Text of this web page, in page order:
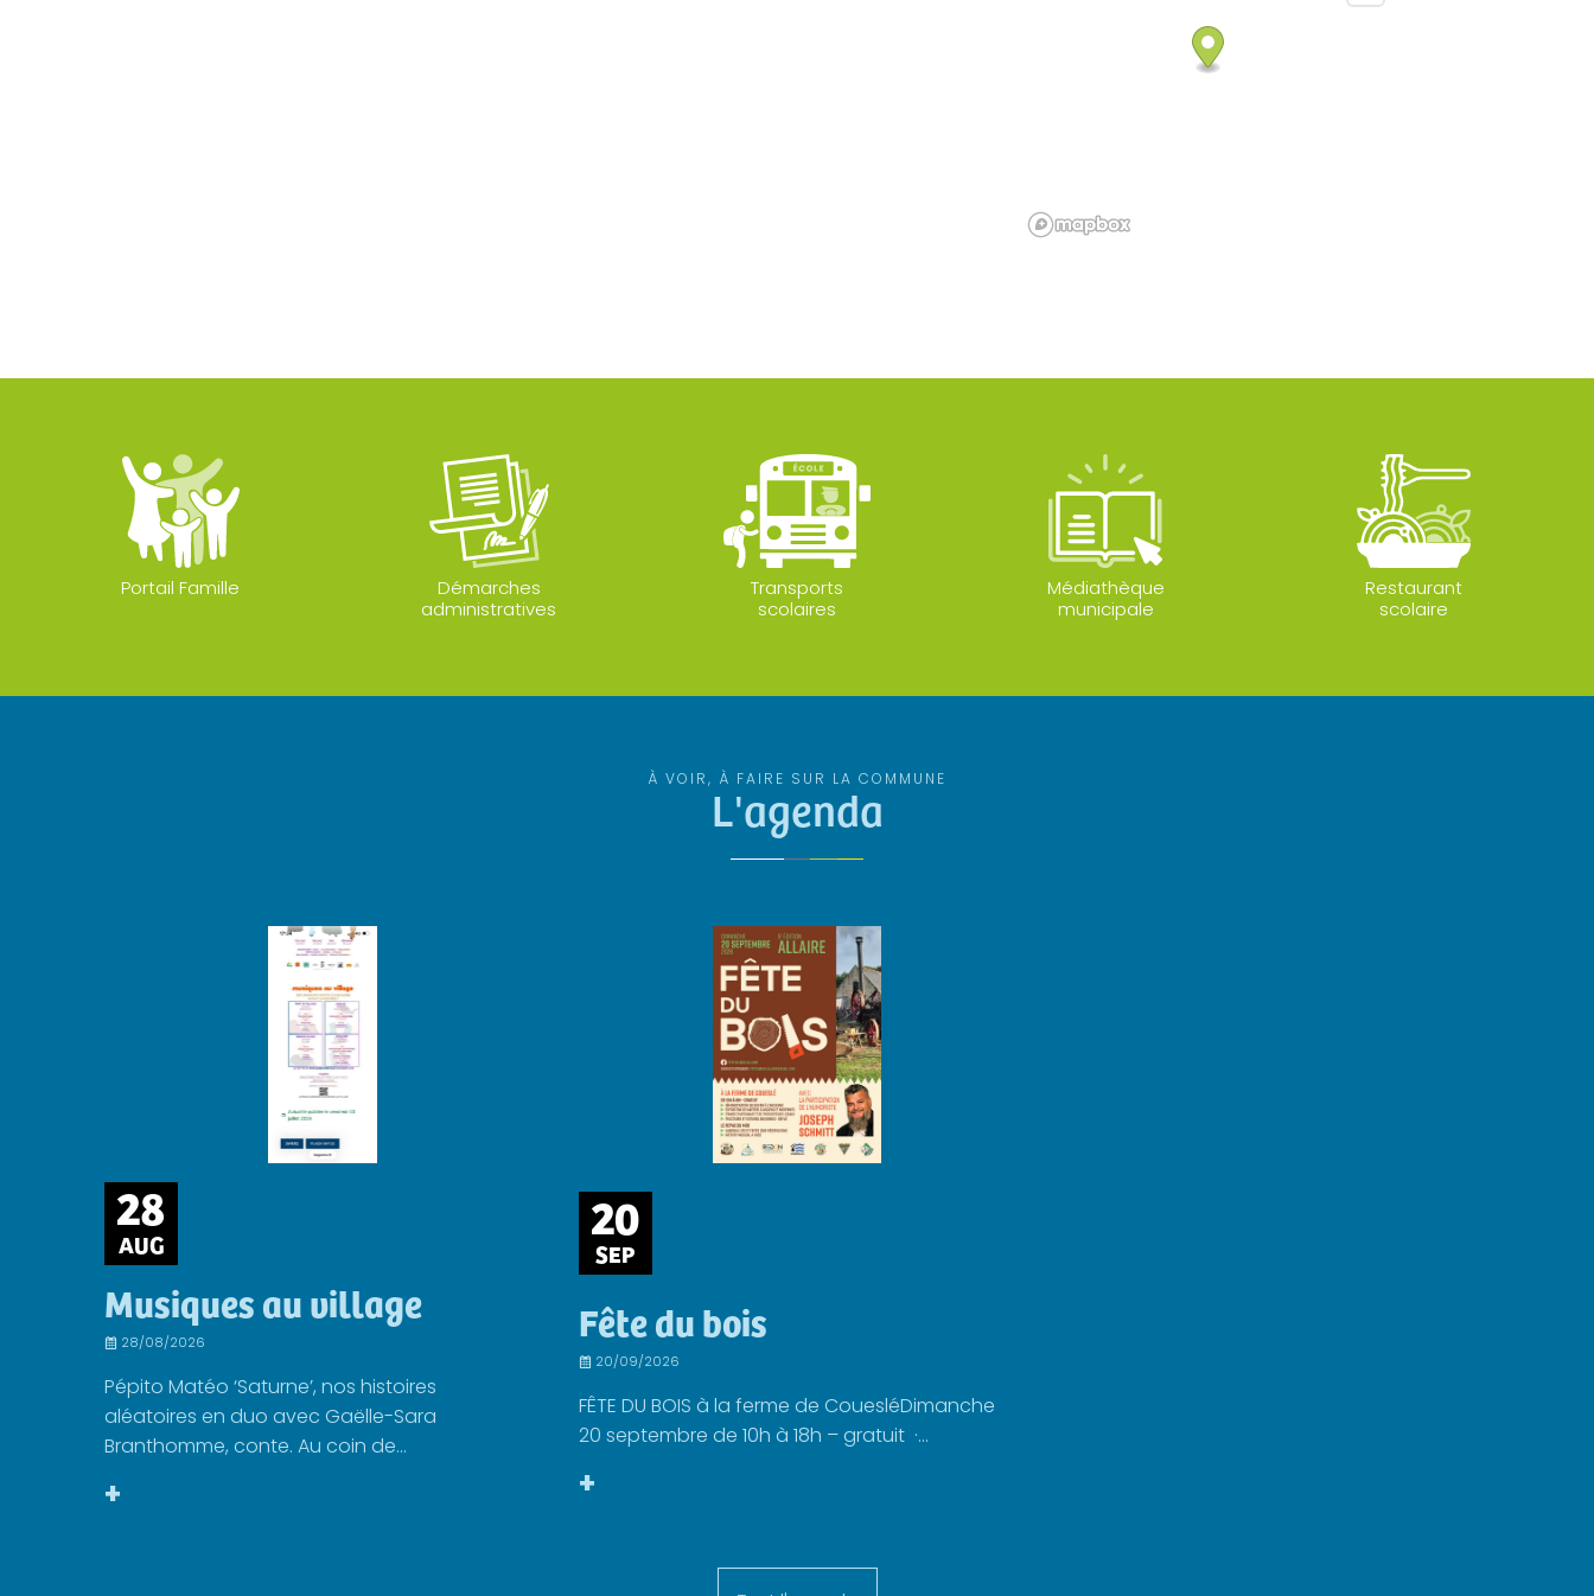
Portail Famille
Démarches
administratives
Transports
scolaires
Médiathèque
municipale
Restaurant
scolaire
À VOIR, À FAIRE SUR LA COMMUNE
L'agenda
28
AUG
Musiques au village
28/08/2026
Pépito Matéo ‘Saturne’, nos histoires
aléatoires en duo avec Gaëlle-Sara
Branthomme, conte. Au coin de...
+
20
SEP
Fête du bois
20/09/2026
FÊTE DU BOIS à la ferme de CouesléDimanche
20 septembre de 10h à 18h – gratuit ·...
+